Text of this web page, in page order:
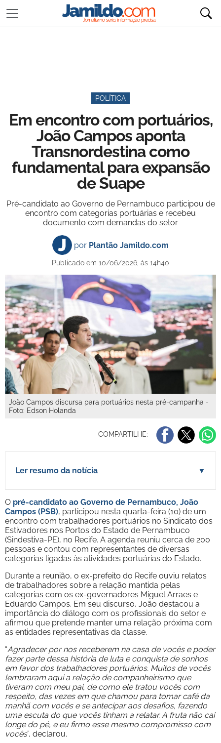
POLÍTICA
Em encontro com portuários,
João Campos aponta
Transnordestina como
fundamental para expansão
de Suape
Pré-candidato ao Governo de Pernambuco participou de
encontro com categorias portuárias e recebeu
documento com demandas do setor
por Plantão Jamildo.com
Publicado em 10/06/2026, às 14h40
João Campos discursa para portuários nesta pré-campanha -
Foto: Edson Holanda
COMPARTILHE:
Ler resumo da notícia ▼
O pré-candidato ao Governo de Pernambuco, João
Campos (PSB), participou nesta quarta-feira (10) de um
encontro com trabalhadores portuários no Sindicato dos
Estivadores nos Portos do Estado de Pernambuco
(Sindestiva-PE), no Recife. A agenda reuniu cerca de 200
pessoas e contou com representantes de diversas
categorias ligadas às atividades portuárias do Estado.
Durante a reunião, o ex-prefeito do Recife ouviu relatos
de trabalhadores sobre a relação mantida pelas
categorias com os ex-governadores Miguel Arraes e
Eduardo Campos. Em seu discurso, João destacou a
importância do diálogo com os profissionais do setor e
afirmou que pretende manter uma relação próxima com
as entidades representativas da classe.
“Agradecer por nos receberem na casa de vocês e poder
fazer parte dessa história de luta e conquista de sonhos
em favor dos trabalhadores portuários. Muitos de vocês
lembraram aqui a relação de companheirismo que
tiveram com meu pai, de como ele tratou vocês com
respeito, das vezes em que chamou para tomar café da
manhã com vocês e se antecipar aos desafios, fazendo
uma escuta do que vocês tinham a relatar. A fruta não cai
longe do pé, e eu firmo esse mesmo compromisso com
vocês”, declarou.